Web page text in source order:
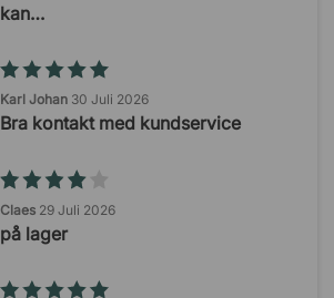
kan…
Karl Johan 30 Juli 2026
Bra kontakt med kundservice
Claes 29 Juli 2026
på lager